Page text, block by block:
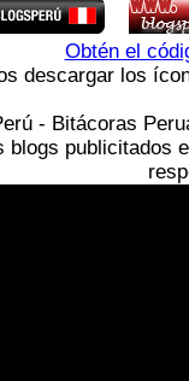
Obtén el
descargar los
- Bitácoras
blogs publicitados